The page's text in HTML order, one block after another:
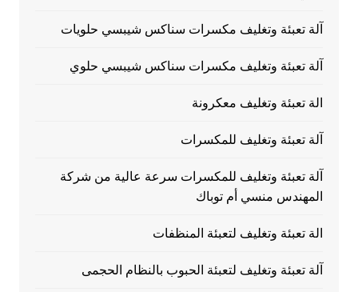
آلة تعبئة وتغليف مكسرات سناكس شيبسي حلويات
آلة تعبئة وتغليف مكسرات سناكس شيبسي حلوي
الة تعبئة وتغليف معكرونة
آلة تعبئة وتغليف للمكسرات
آلة تعبئة وتغليف للمكسرات سرعة عالية من شركة
المهندس منسي أم توباك
الة تعبئة وتغليف لتعبئة المنظفات
آلة تعبئة وتغليف لتعبئة الحبوب بالنظام الحجمى